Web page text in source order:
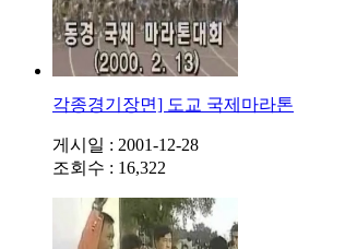
각종경기장면] 도교 국제마라톤
게시일 : 2001-12-28
조회수 : 16,322